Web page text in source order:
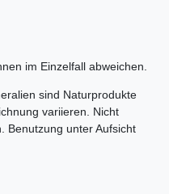
im Einzelfall abweichen.
sind Naturprodukte
variieren. Nicht
Benutzung unter Aufsicht